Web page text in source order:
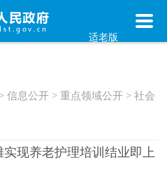
适老版
> 信息公开 > 重点领域公开 > 社会
现养老护理培训结业即上